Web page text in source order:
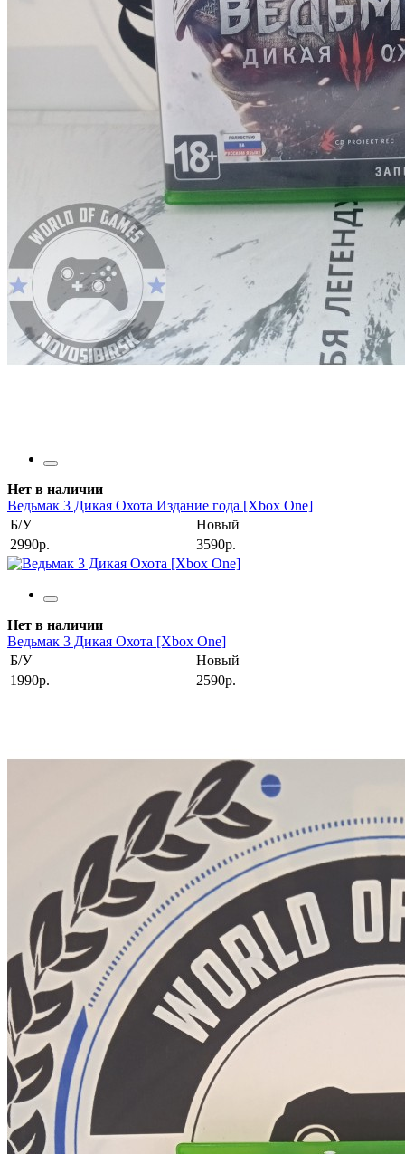
Нет в наличии
Ведьмак 3 Дикая Охота Издание года [Xbox One]
Б/У
2990р.
Новый
3590р.
Нет в наличии
Ведьмак 3 Дикая Охота [Xbox One]
Б/У
1990р.
Новый
2590р.